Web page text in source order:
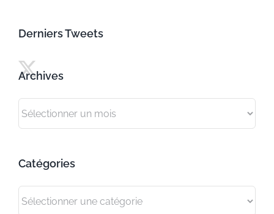
Derniers Tweets
Archives
Catégories